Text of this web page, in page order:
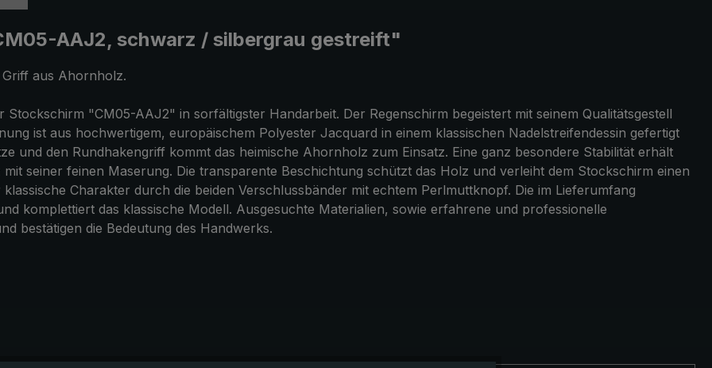
AAJ2, schwarz / silbergrau gestreift"
aus Ahornholz.
"CM05-AAJ2" in sorfältigster Handarbeit. Der Regenschirm begeistert mit seinem Qualitätsgestell
ist aus hochwertigem, europäischem Polyester Jacquard in einem klassischen Nadelstreifendessin gefertigt
und den Rundhakengriff kommt das heimische Ahornholz zum Einsatz. Eine ganz besondere Stabilität erhält
seiner feinen Maserung. Die transparente Beschichtung schützt das Holz und verleiht dem Stockschirm einen
Charakter durch die beiden Verschlussbänder mit echtem Perlmuttknopf. Die im Lieferumfang
komplettiert das klassische Modell. Ausgesuchte Materialien, sowie erfahrene und professionelle
bestätigen die Bedeutung des Handwerks.